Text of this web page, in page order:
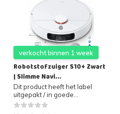
verkocht binnen 1 week
Robotstofzuiger S10+ Zwart
| Slimme Navi...
Dit product heeft het label
uitgepakt / in goede...